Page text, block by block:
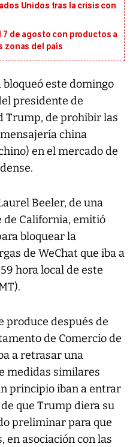
Unidos tras la crisis con
de agosto con productos a
zonas del país
este domingo
presidente de
Trump, de prohibir las
china
en el mercado de
Beeler, de una
California, emitió
bloquear la
de WeChat que iba a
hora local de este
produce después de
de Comercio de
a retrasar una
medidas similares
principio iban a entrar
que Trump diera su
preliminar para que
en asociación con las